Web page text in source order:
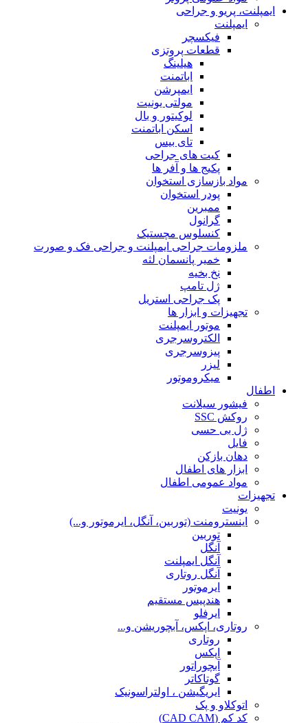
ایمپلنت، پریو و جراحی
ایمپلنت
فیکسچر
قطعات پروتزی
هیلینگ
اباتمنت
ایمپرشن
مولتی یونیت
لوکیتور و بال
اسکن اباتمنت
تای بیس
کیت های جراحی
پکیج ها و آفر ها
مواد بازسازی استخوان
پودر استخوان
ممبرین
گرانول
کنسلوس مچستیک
ملزومات جراحی ایمپلنت و جراحی فک و صورت
خمیر پانسمان لثه
نخ بخیه
ژل تامپ
پک جراحی استریل
تجهیزات و ابزار ها
موتور ایمپلنت
الکتروسرجری
پیزوسرجری
لیزر
میکروموتور
اطفال
فیشور سیلانت
روکش SSC
ژل بی حسی
فایل
دهان بازکن
ابزار های اطفال
مواد عمومی اطفال
تجهیزات
یونیت
اینسترومنت (توربین، آنگل، ایرموتور و...)
توربین
آنگل
آنگل ایمپلنت
آنگل روتاری
ایرموتور
هندپیس مستقیم
ایرفلو
روتاری، اپکس، آبچوریشن و...
روتاری
اپکس
آبچوراتور
گوتاکاتر
ایریگیشن ، اولتراسونیک
اتوکلاو و پک
کد کم (CAD CAM)